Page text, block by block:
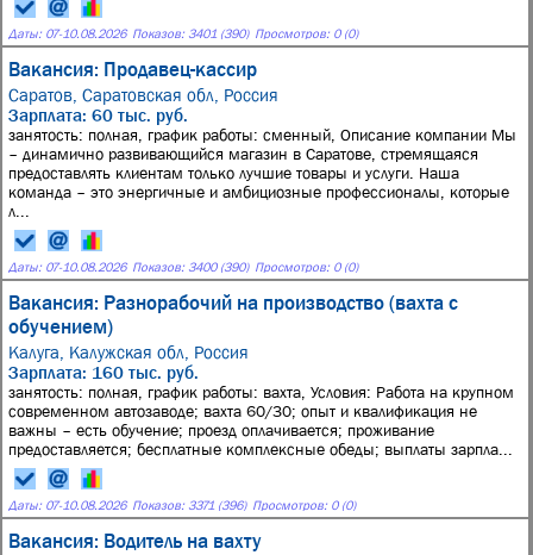
Даты: 07-10.08.2026 Показов: 3401 (390) Просмотров: 0 (0)
Вакансия: Продавец-кассир
Саратов, Саратовская обл, Россия
Зарплата: 60 тыс. руб.
занятость: полная, график работы: сменный, Описание компании Мы
– динамично развивающийся магазин в Саратове, стремящаяся
предоставлять клиентам только лучшие товары и услуги. Наша
команда – это энергичные и амбициозные профессионалы, которые
л...
Даты: 07-10.08.2026 Показов: 3400 (390) Просмотров: 0 (0)
Вакансия: Разнорабочий на производство (вахта с
обучением)
Калуга, Калужская обл, Россия
Зарплата: 160 тыс. руб.
занятость: полная, график работы: вахта, Условия: Работа на крупном
современном автозаводе; вахта 60/30; опыт и квалификация не
важны – есть обучение; проезд оплачивается; проживание
предоставляется; бесплатные комплексные обеды; выплаты зарпла...
Даты: 07-10.08.2026 Показов: 3371 (396) Просмотров: 0 (0)
Вакансия: Водитель на вахту